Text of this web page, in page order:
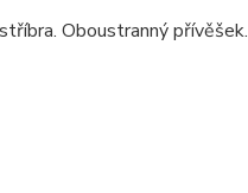
Oboustranný přívěšek.